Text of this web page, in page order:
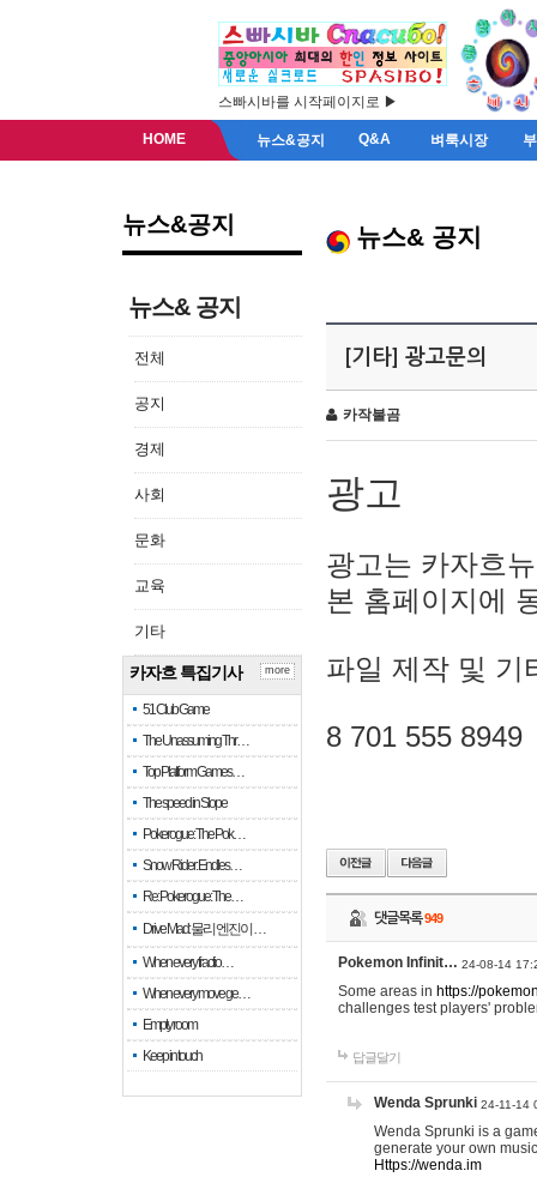
스빠시바를 시작페이지로 ▶
HOME 뉴스&공지 Q&A 벼룩시장
뉴스&공지
뉴스& 공지
전체
공지
경제
사회
문화
교육
기타
카자흐 특집기사
51 Club Game
The Unassuming Thr…
Top Platform Games…
The speed in Slope
Pokerogue: The Pok…
Snow Rider: Endles…
Re: Pokerogue: The…
Drive Mad: 물리 엔진이 …
When every fractio…
When every move ge…
Empty room
Keep in touch
more
뉴스& 공지
[기타] 광고문의
카작불곰
광고
광고는 카자흐
본 홈페이지에
파일 제작 및 기
8 701 555 8949
댓글목록949
Pokemon Infinit… 24-08-14
Some areas in https://
challenges test players'
답글달기
Wenda Sprunki 24-11-14
Wenda Sprunki is a
generate your own
Https://wenda.im